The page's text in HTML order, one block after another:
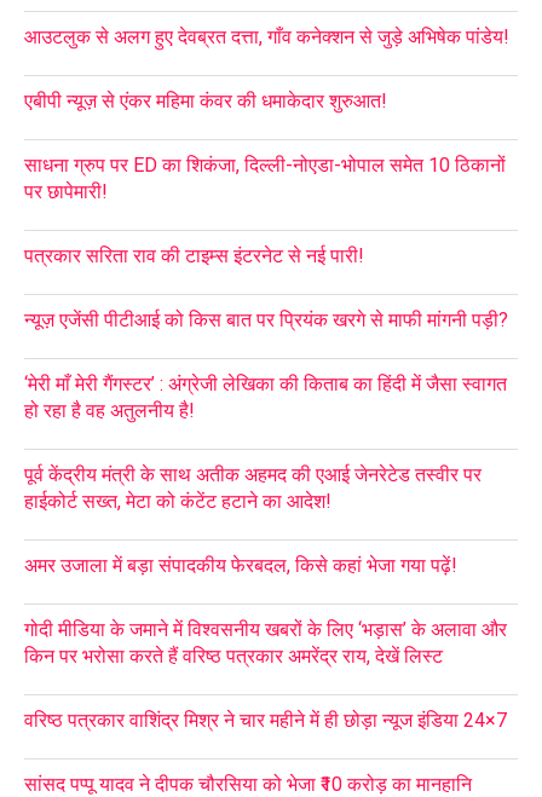
आउटलुक से अलग हुए देवब्रत दत्ता, गाँव कनेक्शन से जुड़े अभिषेक पांडेय!
एबीपी न्यूज़ से एंकर महिमा कंवर की धमाकेदार शुरुआत!
साधना ग्रुप पर ED का शिकंजा, दिल्ली-नोएडा-भोपाल समेत 10 ठिकानों
पर छापेमारी!
पत्रकार सरिता राव की टाइम्स इंटरनेट से नई पारी!
न्यूज़ एजेंसी पीटीआई को किस बात पर प्रियंक खरगे से माफी मांगनी पड़ी?
‘मेरी माँ मेरी गैंगस्टर’ : अंग्रेजी लेखिका की किताब का हिंदी में जैसा स्वागत
हो रहा है वह अतुलनीय है!
पूर्व केंद्रीय मंत्री के साथ अतीक अहमद की एआई जेनरेटेड तस्वीर पर
हाईकोर्ट सख्त, मेटा को कंटेंट हटाने का आदेश!
अमर उजाला में बड़ा संपादकीय फेरबदल, किसे कहां भेजा गया पढ़ें!
गोदी मीडिया के जमाने में विश्वसनीय खबरों के लिए ‘भड़ास’ के अलावा और
किन पर भरोसा करते हैं वरिष्ठ पत्रकार अमरेंद्र राय, देखें लिस्ट
वरिष्ठ पत्रकार वाशिंद्र मिश्र ने चार महीने में ही छोड़ा न्यूज इंडिया 24×7
सांसद पप्पू यादव ने दीपक चौरसिया को भेजा ₹10 करोड़ का मानहानि